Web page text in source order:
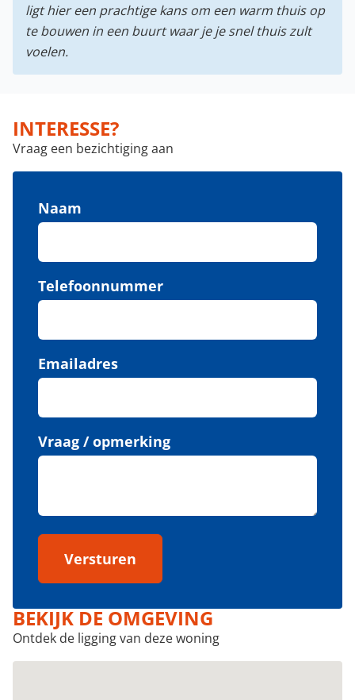
ligt hier een prachtige kans om een warm thuis op
te bouwen in een buurt waar je je snel thuis zult
voelen.
INTERESSE?
Vraag een bezichtiging aan
Naam
Telefoonnummer
Emailadres
Vraag / opmerking
Versturen
BEKIJK DE OMGEVING
Ontdek de ligging van deze woning